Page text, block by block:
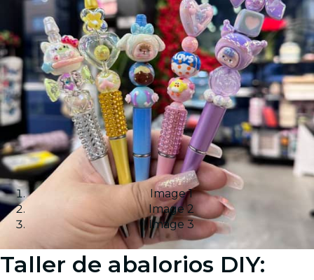
Image 1
Image 2
Image 3
Taller de abalorios DIY: